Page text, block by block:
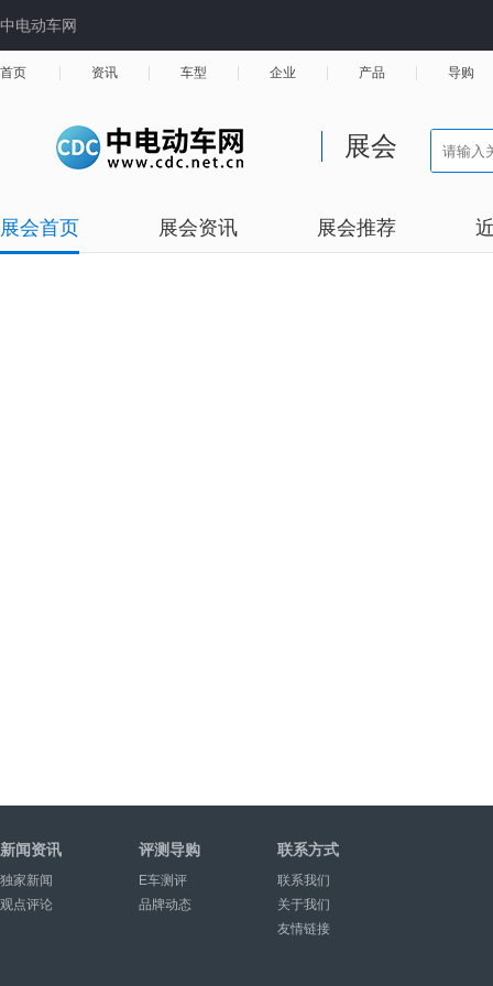
中电动车网
首页 资讯 车型 企业 产品 导购
展会
展会首页 展会资讯 展会推荐
新闻资讯
独家新闻
观点评论
评测导购
E车测评
品牌动态
联系方式
联系我们
关于我们
友情链接